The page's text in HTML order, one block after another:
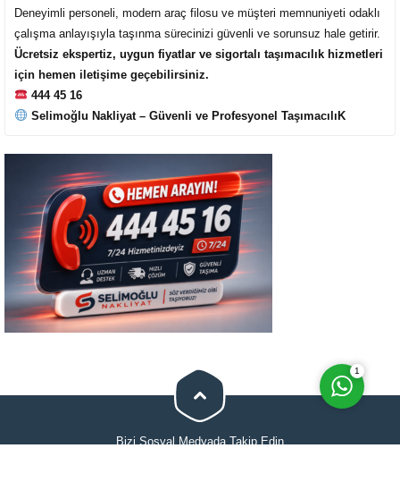
Deneyimli personeli, modern araç filosu ve müşteri memnuniyeti odaklı
çalışma anlayışıyla taşınma sürecinizi güvenli ve sorunsuz hale getirir.
Ücretsiz ekspertiz, uygun fiyatlar ve sigortalı taşımacılık hizmetleri
için hemen iletişime geçebilirsiniz.
444 45 16
Selimoğlu Nakliyat – Güvenli ve Profesyonel TaşımacılıK
Bizi Sosyal Medyada Takip Edin
Cevap Yaz
1